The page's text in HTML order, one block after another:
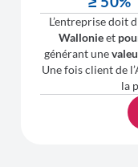
L’entreprise doit
Wallonieet
générant une
Une fois client de
la